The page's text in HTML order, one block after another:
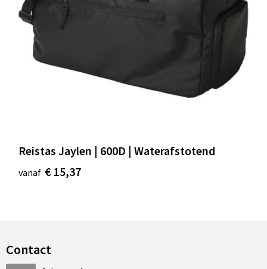
Reistas Jaylen | 600D | Waterafstotend
vanaf € 15,37
Contact